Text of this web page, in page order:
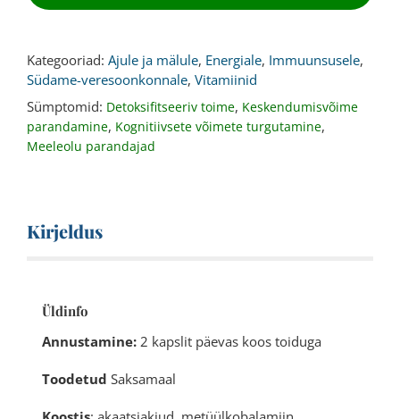
mcg,
kogus
Kategooriad: Ajule ja mälule, Energiale, Immuunsusele,
Südame-veresoonkonnale, Vitamiinid
Sümptomid: Detoksifitseeriv toime, Keskendumisvõime
parandamine, Kognitiivsete võimete turgutamine,
Meeleolu parandajad
Kirjeldus
Üldinfo
Annustamine:2 kapslit päevas koos toiduga
Toodetud Saksamaal